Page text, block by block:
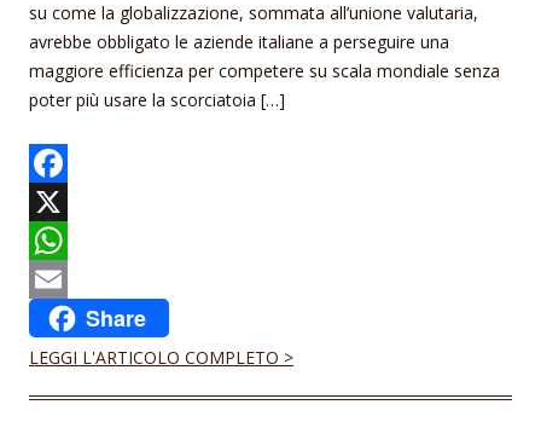
su come la globalizzazione, sommata all’unione valutaria,
avrebbe obbligato le aziende italiane a perseguire una
maggiore efficienza per competere su scala mondiale senza
poter più usare la scorciatoia […]
F
a
c
b
o
X
W
a
t
m
a
Share
LEGGI L'ARTICOLO COMPLETO >